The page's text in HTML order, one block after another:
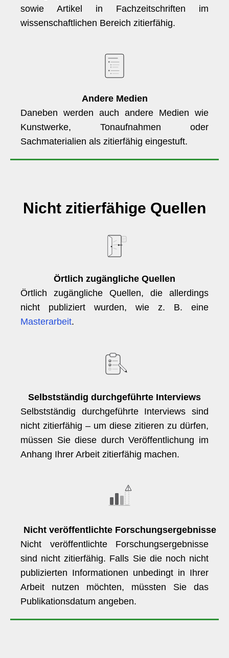
sowie Artikel in Fachzeitschriften im
wissenschaftlichen Bereich zitierfähig.
Andere Medien
Daneben werden auch andere Medien wie
Kunstwerke, Tonaufnahmen oder
Sachmaterialien als zitierfähig eingestuft.
Nicht zitierfähige Quellen
Örtlich zugängliche Quellen
Örtlich zugängliche Quellen, die allerdings
nicht publiziert wurden, wie z. B. eine
Masterarbeit.
Selbstständig durchgeführte Interviews
Selbstständig durchgeführte Interviews sind
nicht zitierfähig – um diese zitieren zu dürfen,
müssen Sie diese durch Veröffentlichung im
Anhang Ihrer Arbeit zitierfähig machen.
Nicht veröffentlichte Forschungsergebnisse
Nicht veröffentlichte Forschungsergebnisse
sind nicht zitierfähig. Falls Sie die noch nicht
publizierten Informationen unbedingt in Ihrer
Arbeit nutzen möchten, müssten Sie das
Publikationsdatum angeben.